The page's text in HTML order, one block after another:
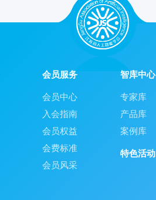
会员服务
会员中心
入会指南
会员权益
会费标准
会员风采
智库中心
专家库
产品库
案例库
特色活动